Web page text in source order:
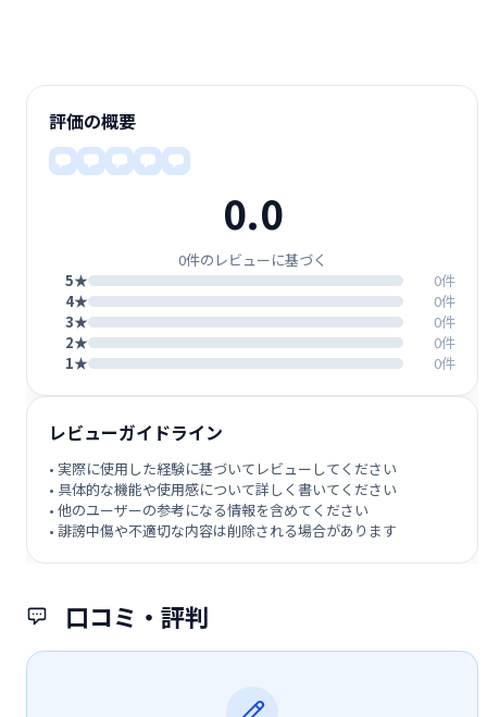
口コミ・評判
評価の概要
0.0
0件のレビューに基づく
5★
0件
4★
0件
3★
0件
2★
0件
1★
0件
レビューガイドライン
• 実際に使用した経験に基づいてレビューしてください
• 具体的な機能や使用感について詳しく書いてください
• 他のユーザーの参考になる情報を含めてください
• 誹謗中傷や不適切な内容は削除される場合があります